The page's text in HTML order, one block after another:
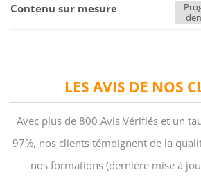
LES AVIS DE NOS
Avec plus de 800 Avis Vérifiés et un
97%, nos clients témoignent de la
nos formations (dernière mise à
Contenu sur mesure